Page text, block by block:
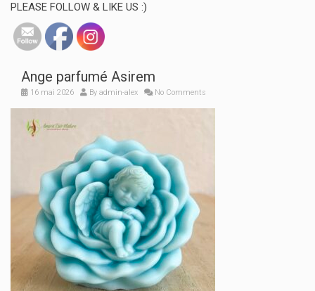
PLEASE FOLLOW & LIKE US :)
Ange parfumé Asirem
16 mai 2026 By admin-alex No Comments